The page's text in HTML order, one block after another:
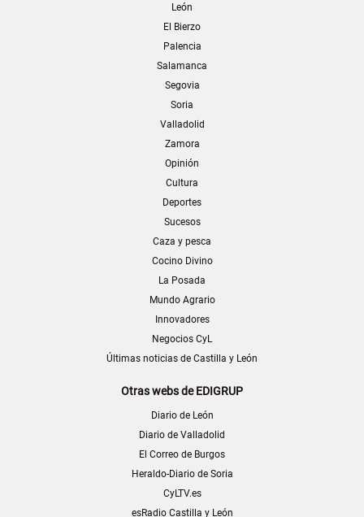
León
El Bierzo
Palencia
Salamanca
Segovia
Soria
Valladolid
Zamora
Opinión
Cultura
Deportes
Sucesos
Caza y pesca
Cocino Divino
La Posada
Mundo Agrario
Innovadores
Negocios CyL
Últimas noticias de Castilla y León
Otras webs de EDIGRUP
Diario de León
Diario de Valladolid
El Correo de Burgos
Heraldo-Diario de Soria
CyLTV.es
esRadio Castilla y León